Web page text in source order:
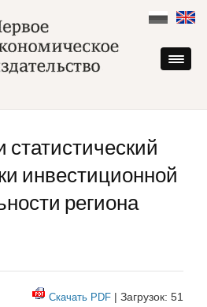
content
инвестиционной
региона
Скачать PDF | Загрузок: 51